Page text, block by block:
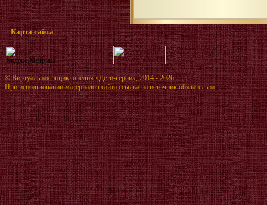
Карта сайта
©Виртуальная энциклопедия «Дети-герои», 2014 - 2026
При использовании материалов сайта ссылка на источник обязательна.